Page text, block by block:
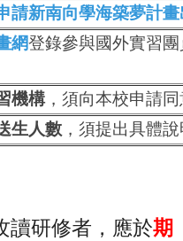
請新南向學海築夢計
網登錄參與國外實習
機構，須向本校申請
生人數 ，須提出具體
讀研修者，應於期